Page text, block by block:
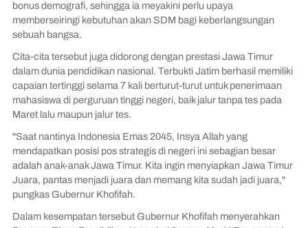
bonus demografi, sehingga ia meyakini perlu upaya
memberseiringi kebutuhan akan SDM bagi keberlangsungan
sebuah bangsa.
Cita-cita tersebut juga didorong dengan prestasi Jawa Timur
dalam dunia pendidikan nasional. Terbukti Jatim berhasil memiliki
capaian tertinggi selama 7 kali berturut-turut untuk penerimaan
mahasiswa di perguruan tinggi negeri, baik jalur tanpa tes pada
Maret lalu maupun jalur tes.
"Saat nantinya Indonesia Emas 2045, Insya Allah yang
mendapatkan posisi pos strategis di negeri ini sebagian besar
adalah anak-anak Jawa Timur. Kita ingin menyiapkan Jawa Timur
Juara, pantas menjadi juara dan memang kita sudah jadi juara,"
pungkas Gubernur Khofifah.
Dalam kesempatan tersebut Gubernur Khofifah menyerahkan